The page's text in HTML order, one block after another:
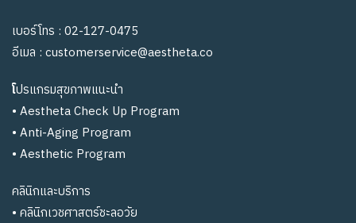
เบอร์โทร : 02-127-0475
อีเมล : customerservice@aestheta.co
โปรแกรมสุขภาพแนะนำ
• Aestheta Check Up Program
• Anti-Aging Program
• Aesthetic Program
คลินิกและบริการ
• คลินิกเวชศาสตร์ชะลอวัย